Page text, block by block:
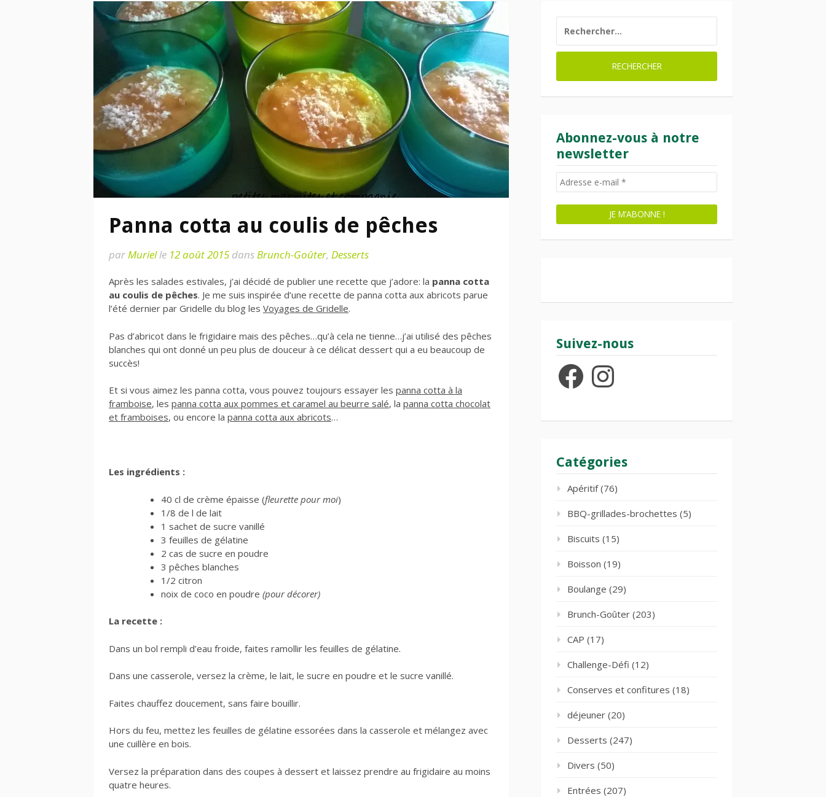
Panna cotta au coulis de pêches
parMurielle 12 août 2015 dansBrunch-Goûter, Desserts
Après les salades estivales, j’ai décidé de publier une recette que j’adore: la panna cotta
au coulis de pêches. Je me suis inspirée d’une recette de panna cotta aux abricots parue
l’été dernier par Gridelle du blog les Voyages de Gridelle.
Pas d’abricot dans le frigidaire mais des pêches…qu’à cela ne tienne…j’ai utilisé des pêches
blanches qui ont donné un peu plus de douceur à ce délicat dessert qui a eu beaucoup de
succès!
Et si vous aimez les panna cotta, vous pouvez toujours essayer les panna cotta à la
framboise, les panna cotta aux pommes et caramel au beurre salé, la panna cotta chocolat
et framboises, ou encore la panna cotta aux abricots…
Les ingrédients :
40 cl de crème épaisse (fleurette pour moi)
1/8 de l de lait
1 sachet de sucre vanillé
3 feuilles de gélatine
2 cas de sucre en poudre
3 pêches blanches
1/2 citron
noix de coco en poudre (pour décorer)
La recette :
Dans un bol rempli d’eau froide, faites ramollir les feuilles de gélatine.
Dans une casserole, versez la crème, le lait, le sucre en poudre et le sucre vanillé.
Faites chauffez doucement, sans faire bouillir.
Hors du feu, mettez les feuilles de gélatine essorées dans la casserole et mélangez avec
une cuillère en bois.
Versez la préparation dans des coupes à dessert et laissez prendre au frigidaire au moins
quatre heures.
Abonnez-vous à notre
newsletter
Suivez-nous
FacebookInstagram
Catégories
Apéritif(76)
BBQ-grillades-brochettes (5)
Biscuits (15)
Boisson (19)
Boulange (29)
Brunch-Goûter (203)
CAP (17)
Challenge-Défi (12)
Conserves et confitures (18)
déjeuner (20)
Desserts (247)
Divers (50)
Entrées (207)